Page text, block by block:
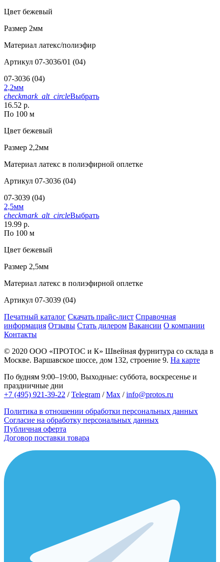
Цвет бежевый
Размер 2мм
Материал латекс/полиэфир
Артикул 07-3036/01 (04)
07-3036 (04)
2,2мм
checkmark_alt_circleВыбрать
16.52 р.
По 100 м
Цвет бежевый
Размер 2,2мм
Материал латекс в полиэфирной оплетке
Артикул 07-3036 (04)
07-3039 (04)
2,5мм
checkmark_alt_circleВыбрать
19.99 р.
По 100 м
Цвет бежевый
Размер 2,5мм
Материал латекс в полиэфирной оплетке
Артикул 07-3039 (04)
Печатный каталог Скачать прайс-лист Справочная
информация Отзывы Стать дилером Вакансии О компании
Контакты
© 2020 ООО «ПРОТОС и К» Швейная фурнитура со склада в
Москве. Варшавское шоссе, дом 132, строение 9. На карте
По будням 9:00–19:00, Выходные: суббота, воскресенье и
праздничные дни
+7 (495) 921-39-22 /Telegram /Max /info@protos.ru
Политика в отношении обработки персональных данных
Согласие на обработку персональных данных
Публичная оферта
Договор поставки товара